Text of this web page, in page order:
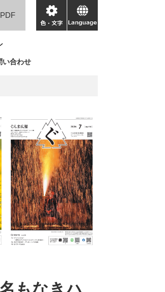
PDF
色・
文
language
い合わせ